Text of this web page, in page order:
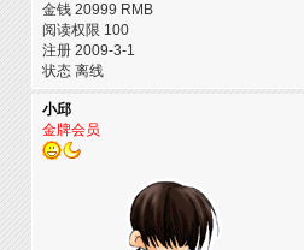
金钱 20999 RMB
阅读权限 100
注册 2009-3-1
状态 离线
小邱
金牌会员